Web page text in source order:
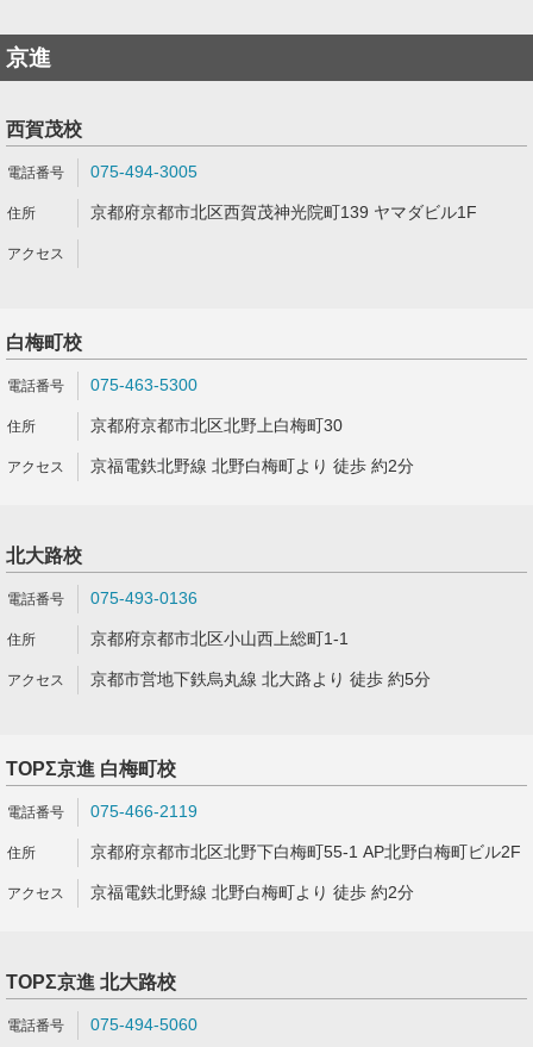
京進
西賀茂校
075-494-3005
京都府京都市北区西賀茂神光院町139 ヤマダビル1F
白梅町校
075-463-5300
京都府京都市北区北野上白梅町30
京福電鉄北野線 北野白梅町より 徒歩 約2分
北大路校
075-493-0136
京都府京都市北区小山西上総町1-1
京都市営地下鉄烏丸線 北大路より 徒歩 約5分
TOPΣ京進 白梅町校
075-466-2119
京都府京都市北区北野下白梅町55-1 AP北野白梅町ビル2F
京福電鉄北野線 北野白梅町より 徒歩 約2分
TOPΣ京進 北大路校
075-494-5060